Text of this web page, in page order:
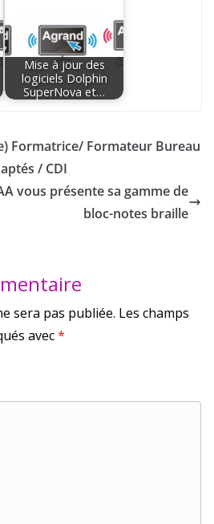
Mise à jour des
logiciels Dolphin
SuperNova et…
Formatrice/ Formateur Bureau
/ CDI
vous présente sa gamme de
bloc-notes braille
sera pas publiée. Les champs
avec*